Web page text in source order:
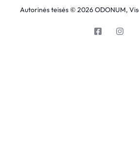
Autorinės teisės © 2026 ODONUM,